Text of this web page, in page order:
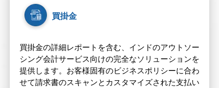
買掛金
買掛金の詳細レポートを含む、インドのアウトソー
シング会計サービス向けの完全なソリューションを
提供します。お客様固有のビジネスポリシーに合わ
せて請求書のスキャンとカスタマイズされた支払い